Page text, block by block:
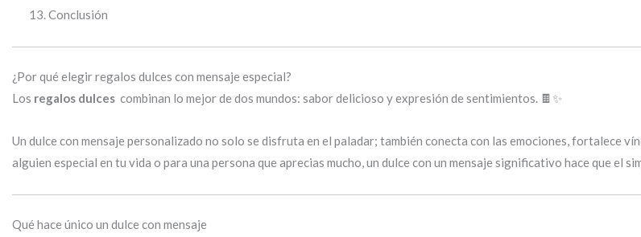
Conclusión
¿Por qué elegir regalos dulces con mensaje especial?
Los regalos dulces combinan lo mejor de dos mundos: sabor delicioso y expresión de sentimientos. 🍫✨
Un dulce con mensaje personalizado no solo se disfruta en el paladar; también conecta con las emociones, fortalece
alguien especial en tu vida o para una persona que aprecias mucho, un dulce con un mensaje significativo hace que el
Qué hace único un dulce con mensaje